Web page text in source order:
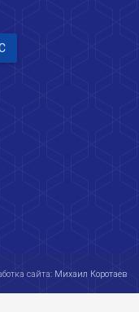
сайта: Михаил Коротаев